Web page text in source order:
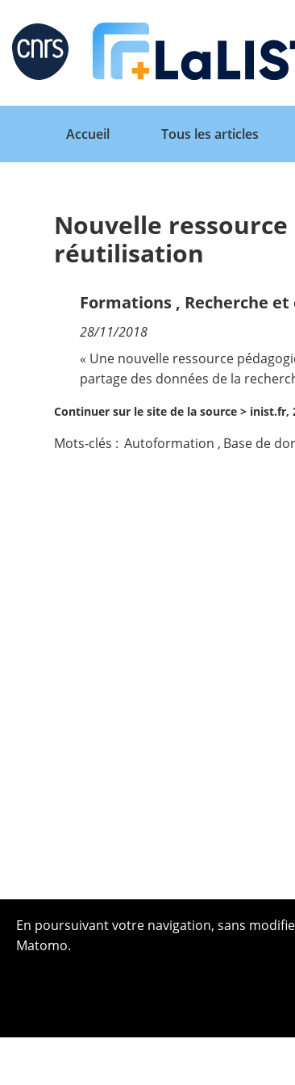
Retour
Accueil
Qui sommes nous ?
Nous suivre
Accueil
Tous les articles
Nouvelle ressource
réutilisation
Formations , Recherche
28/11/2018
« Une nouvelle ressource
partage des données de la
Continuer sur le site de la source > inist.fr,
Mots-clés : Autoformation , Base de
En poursuivant votre navigation, sans
Matomo.